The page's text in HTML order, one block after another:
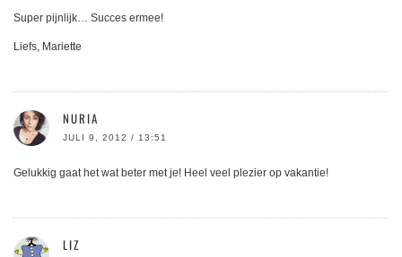
Super pijnlijk… Succes ermee!
Liefs, Mariette
NURIA
JULI 9, 2012 / 13:51
Gelukkig gaat het wat beter met je! Heel veel plezier op vakantie!
LIZ